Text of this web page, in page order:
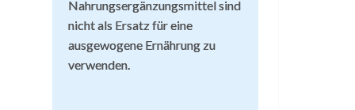
Nahrungsergänzungsmittel sind
nicht als Ersatz für eine
ausgewogene Ernährung zu
verwenden.
Stress, schlechte